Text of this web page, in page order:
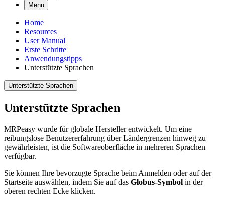
Menu
Home
Resources
User Manual
Erste Schritte
Anwendungstipps
Unterstützte Sprachen
Unterstützte Sprachen
Unterstützte Sprachen
MRPeasy wurde für globale Hersteller entwickelt. Um eine
reibungslose Benutzererfahrung über Ländergrenzen hinweg zu
gewährleisten, ist die Softwareoberfläche in mehreren Sprachen
verfügbar.
Sie können Ihre bevorzugte Sprache beim Anmelden oder auf der
Startseite auswählen, indem Sie auf das Globus-Symbol in der
oberen rechten Ecke klicken.